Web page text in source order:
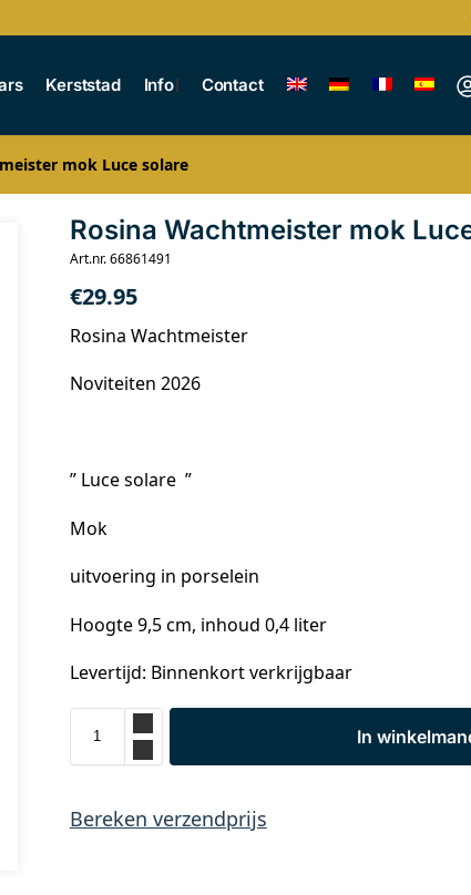
Kerststad Info Contact
mok Luce solare
Rosina Wachtmeister mok
Art.nr. 66861491
€29.95
Rosina Wachtmeister
Noviteiten 2026
” Luce solare ”
Mok
uitvoering in porselein
Hoogte 9,5 cm, inhoud 0,4 liter
Levertijd: Binnenkort verkrijgbaar
In
Bereken verzendprijs